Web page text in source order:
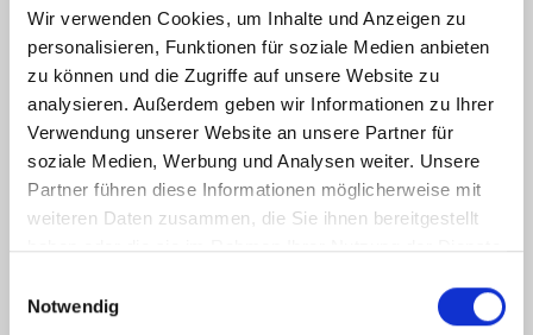
Wir verwenden Cookies, um Inhalte und Anzeigen zu
personalisieren, Funktionen für soziale Medien anbieten
zu können und die Zugriffe auf unsere Website zu
analysieren. Außerdem geben wir Informationen zu Ihrer
Verwendung unserer Website an unsere Partner für
soziale Medien, Werbung und Analysen weiter. Unsere
Partner führen diese Informationen möglicherweise mit
weiteren Daten zusammen, die Sie ihnen bereitgestellt
haben oder die sie im Rahmen Ihrer Nutzung der Dienste
Notwendig
KONTAKT
Gelderner Fahrradprofi
Hartstraße 15-17
47608 Geldern
ÖFFNUNGSZEITEN